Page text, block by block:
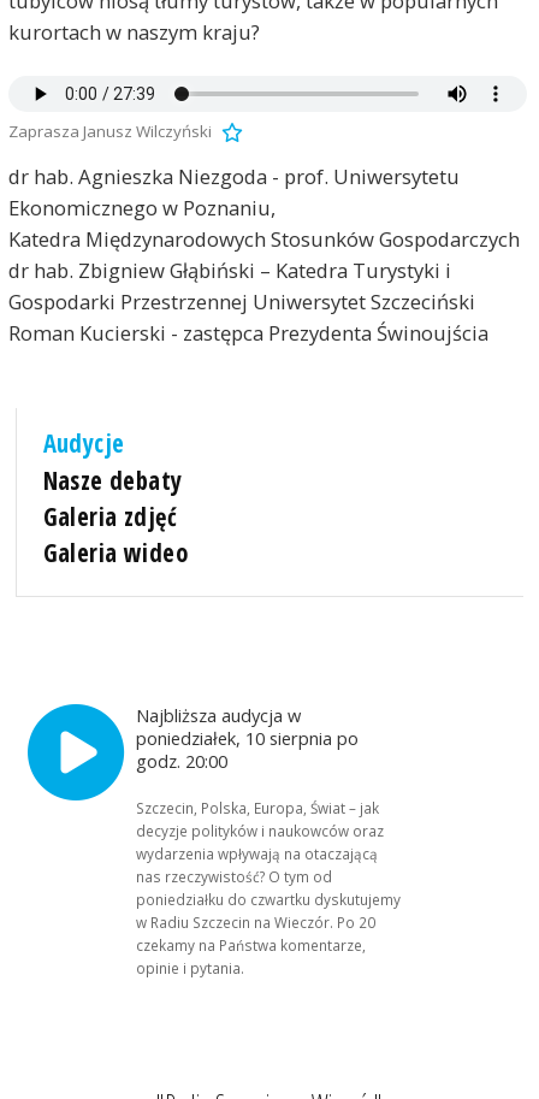
kurortach w naszym kraju?
Zaprasza Janusz Wilczyński
dr hab. Agnieszka Niezgoda - prof. Uniwersytetu
Ekonomicznego w Poznaniu,
Katedra Międzynarodowych Stosunków Gospodarczych
dr hab. Zbigniew Głąbiński – Katedra Turystyki i
Gospodarki Przestrzennej Uniwersytet Szczeciński
Roman Kucierski - zastępca Prezydenta Świnoujścia
Audycje
Nasze debaty
Galeria zdjęć
Galeria wideo
Najbliższa audycja w
poniedziałek, 10 sierpnia po
godz. 20:00
Szczecin, Polska, Europa, Świat – jak
decyzje polityków i naukowców oraz
wydarzenia wpływają na otaczającą
nas rzeczywistość? O tym od
poniedziałku do czwartku dyskutujemy
w Radiu Szczecin na Wieczór. Po 20
czekamy na Państwa komentarze,
opinie i pytania.